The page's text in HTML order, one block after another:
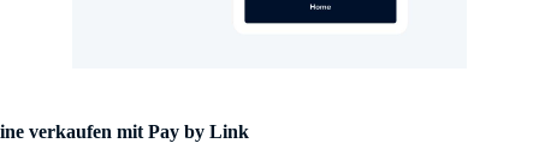
verkaufen mit Pay by Link